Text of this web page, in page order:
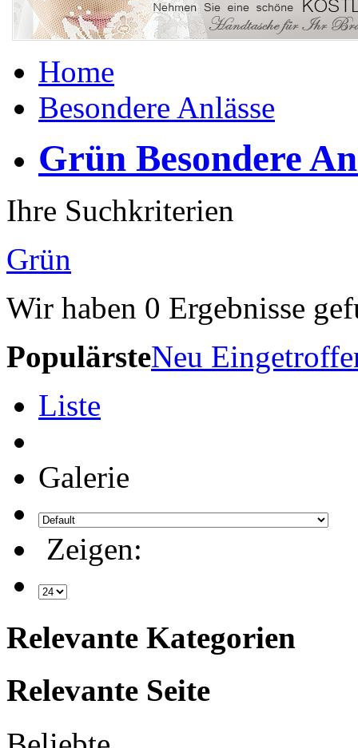
Home
Besondere Anlässe
Grün Besondere
Ihre Suchkriterien
Grün
Wir haben 0 Ergebnisse
PopulärsteNeu
Liste
Galerie
Zeigen:
Relevante Kategorien
Relevante Seite